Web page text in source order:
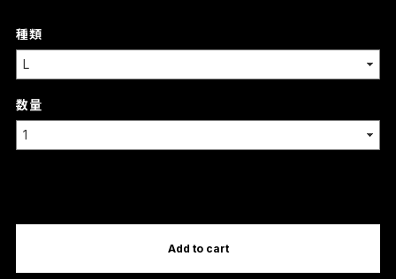
種類
数量
Add to cart